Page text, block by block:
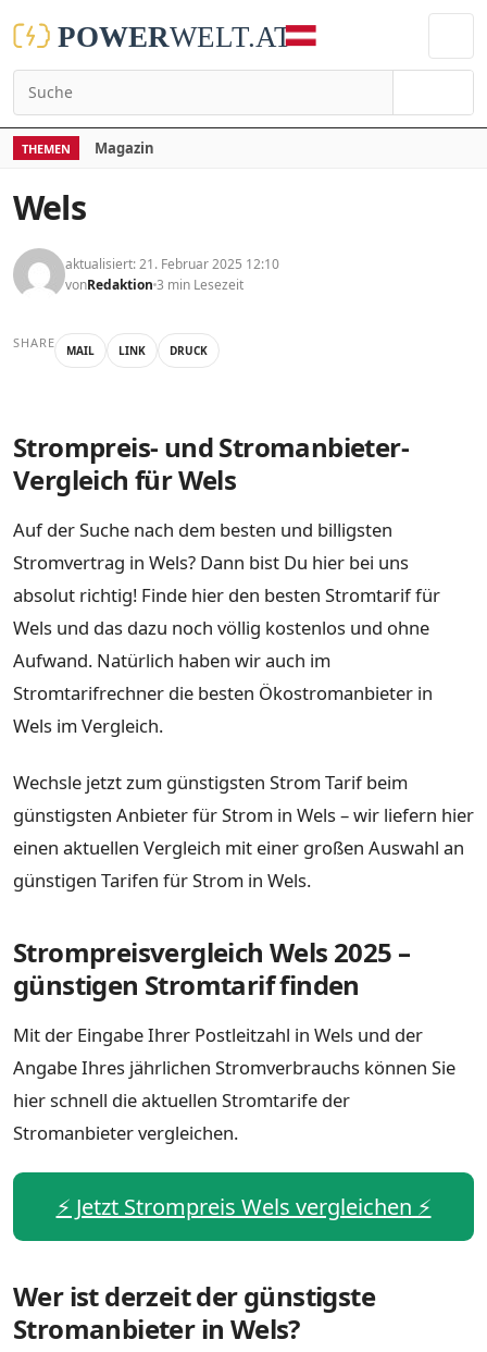
THEMEN Magazin
Wels
aktualisiert: 21. Februar 2025 12:10
vonRedaktion 3 min Lesezeit
SHARE MAIL LINK DRUCK
Strompreis- und Stromanbieter-
Vergleich für Wels
Auf der Suche nach dem besten und billigsten
Stromvertrag in Wels? Dann bist Du hier bei uns
absolut richtig! Finde hier den besten Stromtarif für
Wels und das dazu noch völlig kostenlos und ohne
Aufwand. Natürlich haben wir auch im
Stromtarifrechner die besten Ökostromanbieter in
Wels im Vergleich.
Wechsle jetzt zum günstigsten Strom Tarif beim
günstigsten Anbieter für Strom in Wels – wir liefern hier
einen aktuellen Vergleich mit einer großen Auswahl an
günstigen Tarifen für Strom in Wels.
Strompreisvergleich Wels 2025 –
günstigen Stromtarif finden
Mit der Eingabe Ihrer Postleitzahl in Wels und der
Angabe Ihres jährlichen Stromverbrauchs können Sie
hier schnell die aktuellen Stromtarife der
Stromanbieter vergleichen.
⚡️ Jetzt Strompreis Wels vergleichen ⚡️
Wer ist derzeit der günstigste
Stromanbieter in Wels?